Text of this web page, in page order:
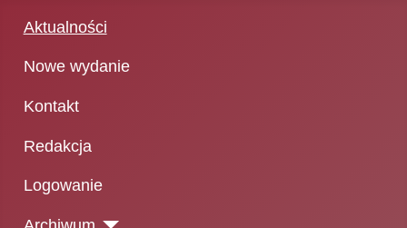
Aktualności
Nowe wydanie
Kontakt
Redakcja
Logowanie